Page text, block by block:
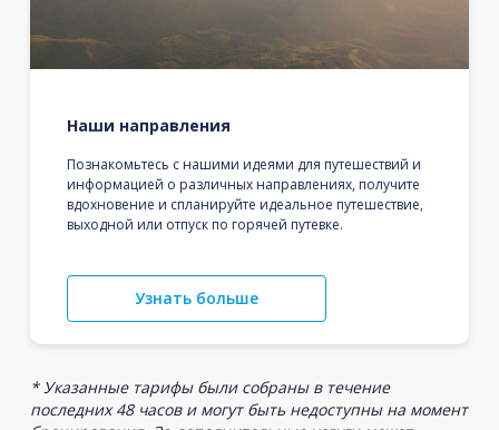
Наши направления
Познакомьтесь с нашими идеями для путешествий и
информацией о различных направлениях, получите
вдохновение и спланируйте идеальное путешествие,
выходной или отпуск по горячей путевке.
Узнать больше
* Указанные тарифы были собраны в течение
последних 48 часов и могут быть недоступны на момент